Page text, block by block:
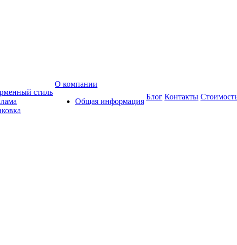
стиль
О компании
Общая информация
Блог Контакты